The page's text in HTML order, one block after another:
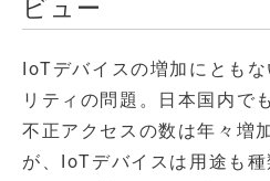
ビュー
IoTデバイスの増加にとも
リティの問題。日本国内で
不正アクセスの数は年々増
が、IoTデバイスは用途も